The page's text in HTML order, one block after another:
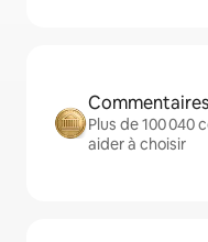
Plus de 100 040
aider à choisir